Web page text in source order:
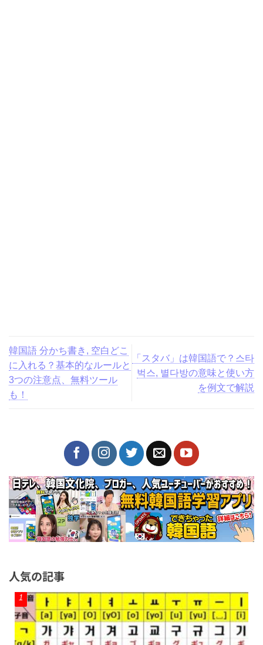
韓国語 分かち書き, 空白ど
こに入れる？基本的なルー
ルと3つの注意点、無料ツー
ルも！
「スタバ」は韓国語で？스
타벅스, 별다방の意味と使い
方を例文で解説
人気の記事